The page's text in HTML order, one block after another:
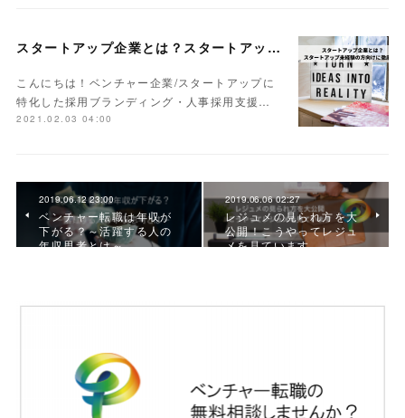
スタートアップ企業とは？スタートアップ未経験の方向けに徹底解説
こんにちは！ベンチャー企業/スタートアップに
特化した採用ブランディング・人事採用支援…
2021.02.03 04:00
2019.06.12 23:00
ベンチャー転職は年収が
下がる？～活躍する人の
年収思考とは～
2019.06.06 02:27
レジュメの見られ方を大
公開！こうやってレジュ
メを見ています